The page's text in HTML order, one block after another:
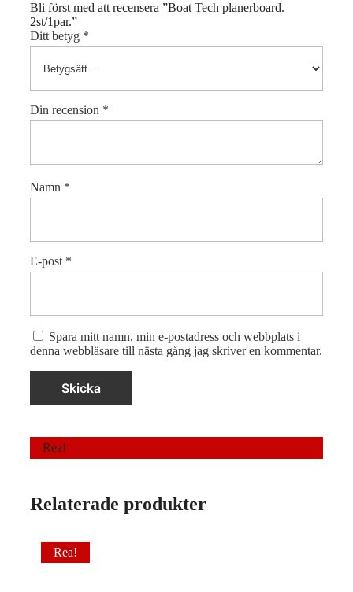
Rea!
Bli först med att recensera ”Boat Tech planerboard.
2st/1par.”
Ditt betyg *
Din recension *
Namn *
E-post *
Spara mitt namn, min e-postadress och webbplats i
denna webbläsare till nästa gång jag skriver en kommentar.
Relaterade produkter
Rea!